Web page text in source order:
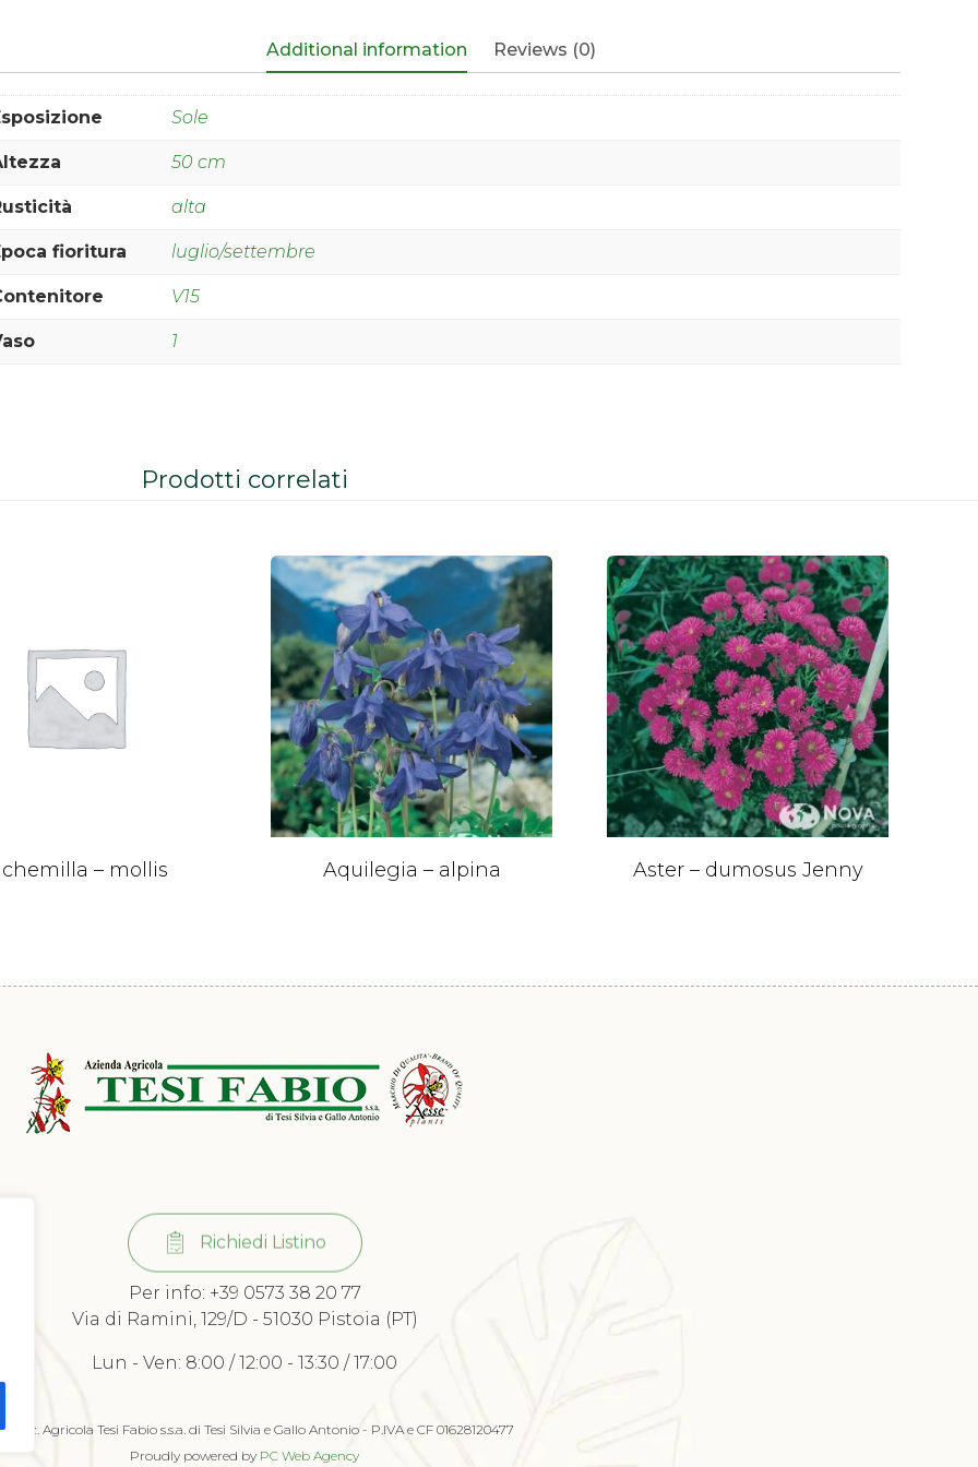
Additional information Reviews (0)
Sole
50 cm
alta
fioritura luglio/settembre
V15
1
Prodotti correlati
– mollis Aquilegia – alpina Aster – dumosus Jenny
Richiedi Listino
Per info: +39 0573 38 20 77
Via di Ramini, 129/D - 51030 Pistoia (PT)
Lun - Ven: 8:00 / 12:00 - 13:30 / 17:00
Az. Agricola Tesi Fabio s.s.a. di Tesi Silvia e Gallo Antonio - P.IVA e CF 01628120477
Proudly powered by PC Web Agency